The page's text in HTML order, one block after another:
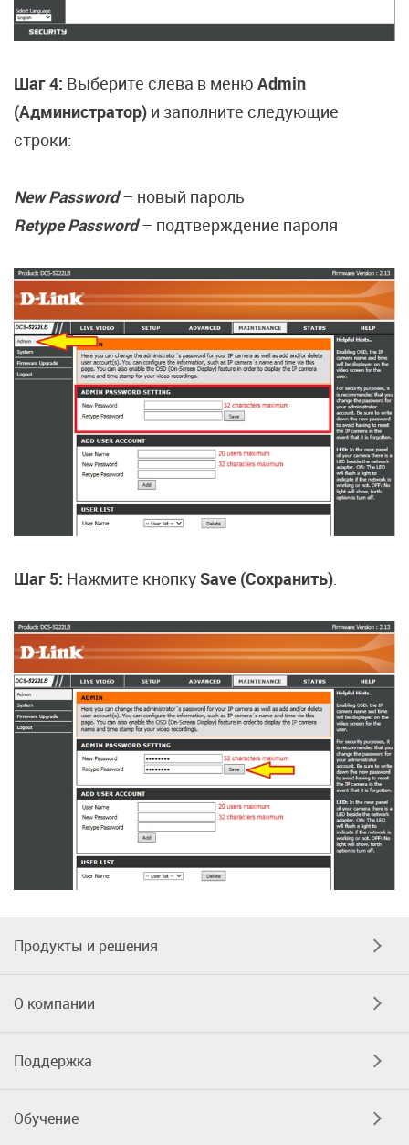
Шаг 4: Выберите слева в меню Admin
(Администратор) и заполните следующие
строки:
New Password– новый пароль
Retype Password– подтверждение пароля
Шаг 5: Нажмите кнопкуSave (Сохранить)
Продукты и решения
О компании
Поддержка
Обучение